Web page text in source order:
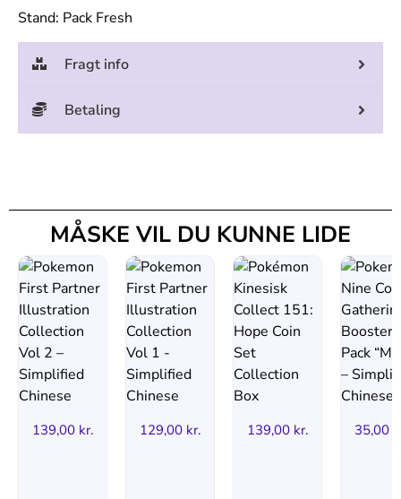
Stand: Pack Fresh
Fragt info
Betaling
MÅSKE VIL DU KUNNE LIDE
139,00 kr. 129,00 kr. 139,00 kr. 35,00